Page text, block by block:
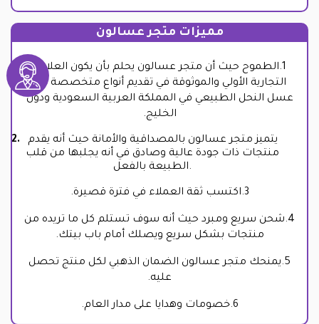
مميزات متجر عسالون
1.الطموح حيث أن متجر عسالون يحلم بأن يكون العلامة
التجارية الأولي والموثوقة في تقديم أنواع متخصصة من
عسل النحل الطبيعي في المملكة العربية السعودية ودول
الخليج.
يتميز متجر عسالون بالمصداقية والأمانة حيث أنه يقدم
منتجات ذات جودة عالية وصادق في أنه يجلبها من قلب
الطبيعة بالفعل.
3. اكتسب ثقة العملاء في فترة قصيرة.
4.شحن سريع ومبرد حيث أنه سوف تستلم كل ما تريده من
منتجات بشكل سريع ويصلك أمام باب بيتك.
5.يمنحك متجر عسالون الضمان الذهبي لكل منتج تحصل
عليه.
6.خصومات وهدايا على مدار العام.